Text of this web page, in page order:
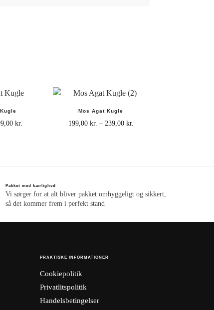
kr.
Mos Agat Kugle
199,00 kr. – 239,00 kr.
Pakket med kærlighed
Vi sørger for at alt bliver pakket omhyggeligt og sikkert,
så det kommer frem i perfekt stand
PRAKTISKE INFORMATIONER
Cookiepolitik
Privatlitspolitik
Handelsbetingelser